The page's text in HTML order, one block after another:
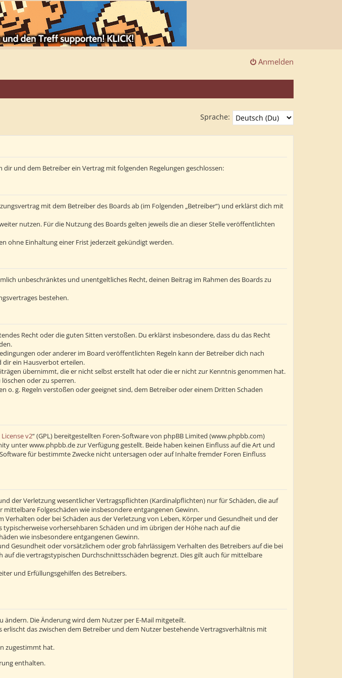
Anmelden
Sprache:
und dem Betreiber ein Vertrag mit folgenden Regelungen geschlossen:
mit dem Betreiber des Boards ab (im Folgenden „Betreiber“) und erklärst dich mit
nutzen. Für die Nutzung des Boards gelten jeweils die an dieser Stelle veröffentlichten
ohne Einhaltung einer Frist jederzeit gekündigt werden.
unbeschränktes und unentgeltliches Recht, deinen Beitrag im Rahmen des Boards zu
bestehen.
Recht oder die guten Sitten verstoßen. Du erklärst insbesondere, dass du das Recht
oder anderer im Board veröffentlichten Regeln kann der Betreiber dich nach
dir ein Hausverbot erteilen.
übernimmt, die er nicht selbst erstellt hat oder die er nicht zur Kenntnis genommen hat.
oder zu sperren.
o. g. Regeln verstoßen oder geeignet sind, dem Betreiber oder einem Dritten Schaden
v2“ (GPL) bereitgestellten Foren-Software von phpBB Limited (www.phpbb.com)
unter www.phpbb.de zur Verfügung gestellt. Beide haben keinen Einfluss auf die Art und
für bestimmte Zwecke nicht untersagen oder auf Inhalte fremder Foren Einfluss
der Verletzung wesentlicher Vertragspflichten (Kardinalpflichten) nur für Schäden, die auf
Folgeschäden wie insbesondere entgangenen Gewinn.
oder bei Schäden aus der Verletzung von Leben, Körper und Gesundheit und der
vorhersehbaren Schäden und im übrigen der Höhe nach auf die
wie insbesondere entgangenen Gewinn.
Gesundheit oder vorsätzlichem oder grob fahrlässigem Verhalten des Betreibers auf die bei
die vertragstypischen Durchschnittsschäden begrenzt. Dies gilt auch für mittelbare
und Erfüllungsgehilfen des Betreibers.
Die Änderung wird dem Nutzer per E-Mail mitgeteilt.
das zwischen dem Betreiber und dem Nutzer bestehende Vertragsverhältnis mit
zugestimmt hat.
enthalten.